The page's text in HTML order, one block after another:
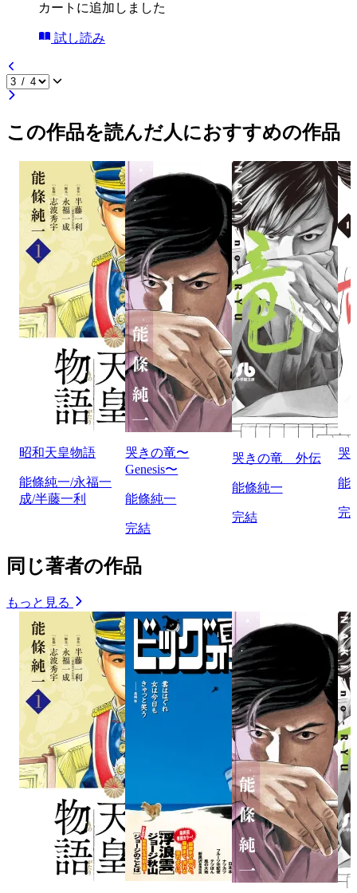
カートに追加しました
試し読み
この作品を読んだ人におすすめの作品
昭和天皇物語
能條純一/永福一
成/半藤一利
哭きの竜〜
Genesis〜
能條純一
完結
哭きの竜 外伝
能條純一
完結
哭
能
完
同じ著者の作品
もっと見る